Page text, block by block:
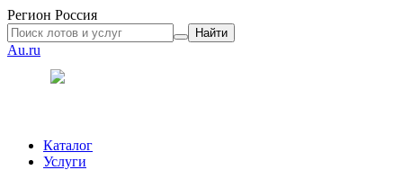
Регион Россия
Найти
Au.ru
Каталог
Услуги